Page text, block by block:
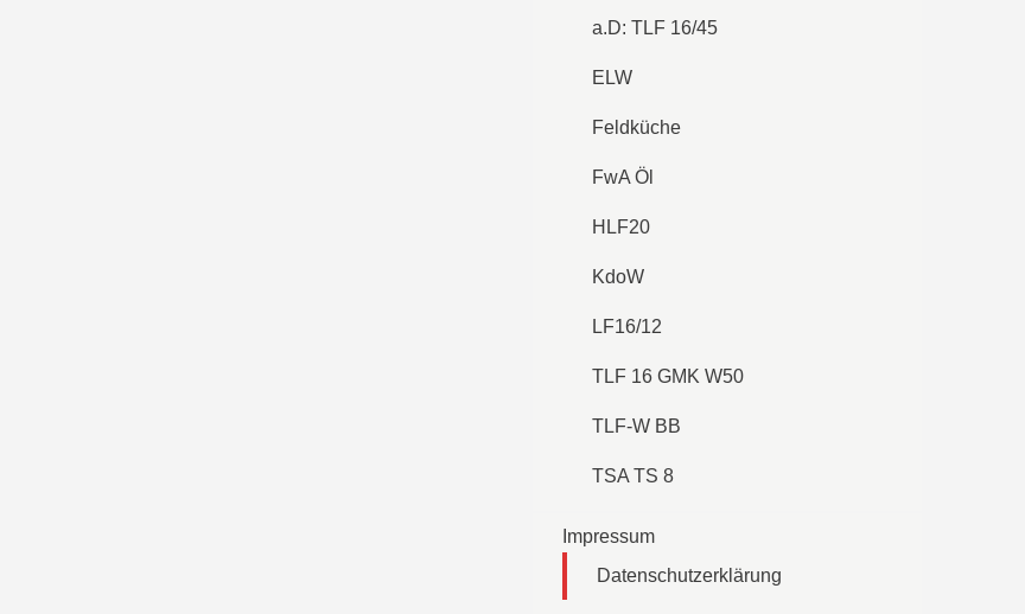
a.D: TLF 16/45
ELW
Feldküche
FwA Öl
HLF20
KdoW
LF16/12
TLF 16 GMK W50
TLF-W BB
TSA TS 8
Impressum
Datenschutzerklärung